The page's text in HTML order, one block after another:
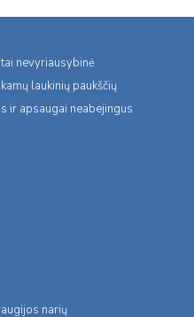
nevyriausybinė
laukinių paukščių
ir apsaugai neabejingus
narių